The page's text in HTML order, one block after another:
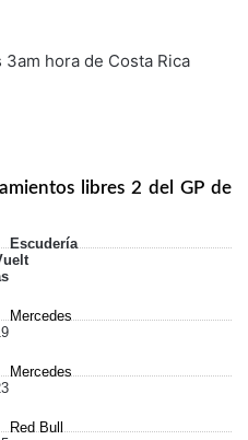
hora de Costa Rica
libres 2 del GP de
Escudería
Mercedes
Mercedes
Red Bull